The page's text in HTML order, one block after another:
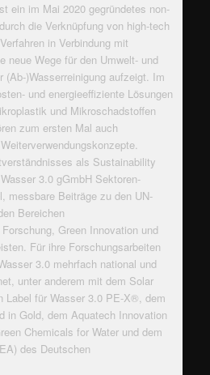
ein im Mai 2020 gegründetes non-
die Verknüpfung von high-tech
in Verbindung mit
neue Wege für den Umwelt- und
(Ab-)Wasserreinigung aufzeigt. Im
und energieeffiziente Lösungen
und Mikroschadstoffen
zum ersten Mal auch
als Sustainability
3.0 gGmbH Sektoren-
messbare Beiträge zu den UN-
Bereichen
Green Innovation und
Für ihre Forschungsarbeiten
3.0 mehrfach national und
unter anderem mit dem Solar
Label für Wasser 3.0 PE-X®, dem
in Gold, dem Aquatech Innovation
Chemicals for Water und dem
des Deutschen